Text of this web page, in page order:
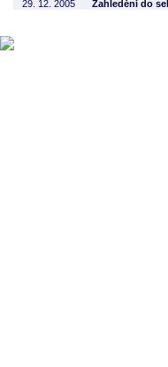
29. 12. 2005 Zahleděni do